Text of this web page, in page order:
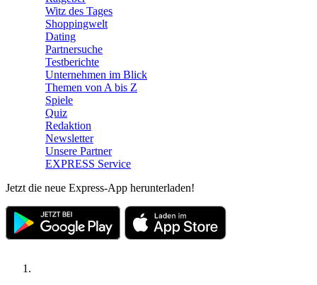
Witz des Tages
Shoppingwelt
Dating
Partnersuche
Testberichte
Unternehmen im Blick
Themen von A bis Z
Spiele
Quiz
Redaktion
Newsletter
Unsere Partner
EXPRESS Service
Jetzt die neue Express-App herunterladen!